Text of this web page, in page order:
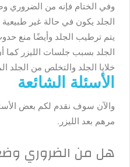
وفي الختام فإنه من الضروري
الجلد يكون في حالة غير
يتم ترطيب الجلد وأيضًا منع
الجلد بسبب جلسات الليزر كما
خلايا الجلد والتخلص من الجلد
الأسئلة الشائعة
والآن سوف نقدم لكم بعض
مرهم بعد الليزر .
هل من الضروري وضع